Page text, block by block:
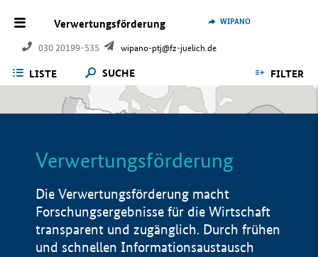
Verwertungsförderung
030 20199-535 wipano-ptj@fz-juelich.de
WIPANO
LISTE SUCHE FILTER
Verwertungsförderung
Die Verwertungsförderung macht
Forschungsergebnisse für die Wirtschaft
transparent und zugänglich. Durch frühen
und schnellen Informationsaustausch